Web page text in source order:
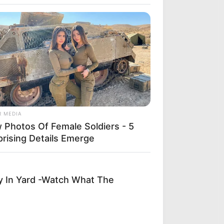
MEDIA
Photos Of Female Soldiers - 5
Details Emerge
In Yard -Watch What The
Took Prince William's Breath